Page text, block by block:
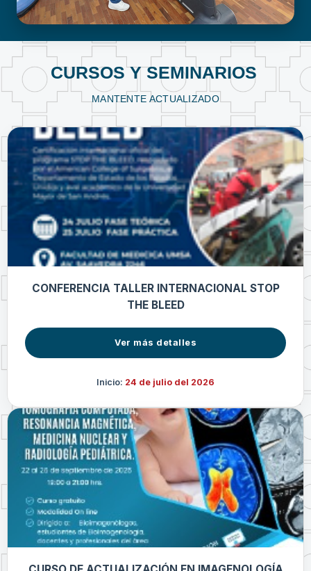
FISIOTERAPIA Y KINESIOLOGÍA
CURSOS Y SEMINARIOS
MANTENTE ACTUALIZADO
CONFERENCIA TALLER INTERNACIONAL STOP
THE BLEED
Ver más detalles
Inicio: 24 de julio del 2026